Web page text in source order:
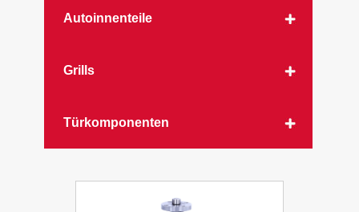
Autoinnenteile
Grills
Türkomponenten